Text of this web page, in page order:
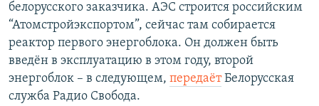
белорусского заказчика. АЭС строится российским
“Атомстройэкспортом”, сейчас там собирается
реактор первого энергоблока. Он должен быть
введён в эксплуатацию в этом году, второй
энергоблок – в следующем, передаётБелорусская
служба Радио Свобода.